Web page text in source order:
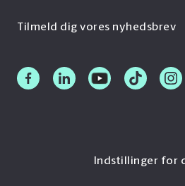
Tilmeld dig vores nyhedsbrev
Indstillinger for